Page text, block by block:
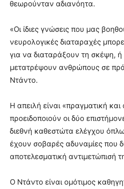
θεωρούνταν αδιανόητα.
«Οι ίδιες γνώσεις που μας
νευρολογικές διαταραχές
για να διαταράξουν τη σκέψη,
μετατρέψουν ανθρώπους σε
Ντάντο.
Η απειλή είναι «πραγματική
προειδοποιούν οι δύο
διεθνή καθεστώτα ελέγχου
έχουν σοβαρές αδυναμίες που
αποτελεσματική αντιμετώπισή
Ο Ντάντο είναι ομότιμος